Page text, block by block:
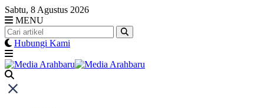
Skip
to
content
Sabtu, 8 Agustus 2026
MENU
Hubungi Kami